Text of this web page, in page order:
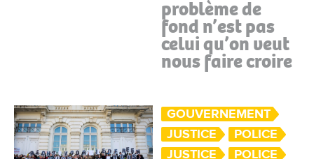
problème de
fond n’est pas
celui qu’on veut
nous faire croire
GOUVERNEMENT
JUSTICE
POLICE
JUSTICE
POLICE